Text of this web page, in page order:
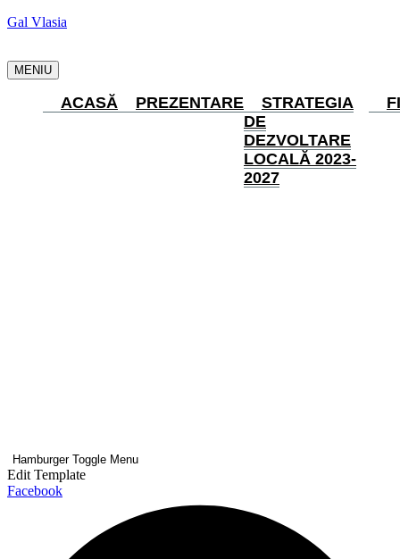
Gal Vlasia
MENIU
ACASĂ PREZENTARE
STRATEGIA
DE
DEZVOLTARE
LOCALĂ 2023-
2027
Hamburger Toggle Menu
Edit Template
Facebook